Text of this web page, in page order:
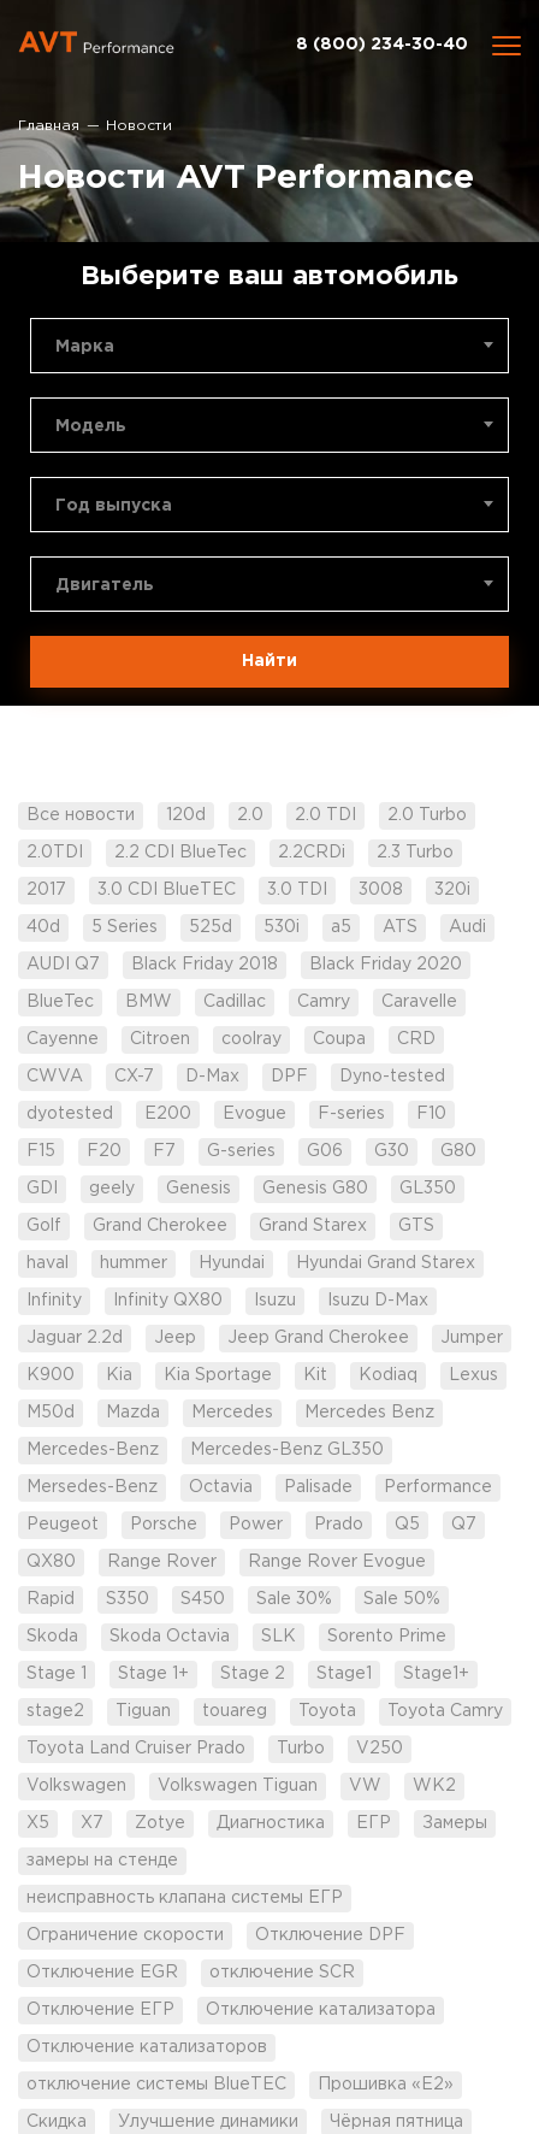
8 (800) 234-30-40
Главная Новости
Новости AVT Performance
Выберите ваш автомобиль
Марка
Модель
Год выпуска
Двигатель
Найти
Все новости 120d 2.0 2.0 TDI 2.0 Turbo
2.0TDI 2.2 CDI BlueTec 2.2CRDi 2.3 Turbo
2017 3.0 CDI BlueTEC 3.0 TDI 3008 320i
40d 5 Series 525d 530i a5 ATS Audi
AUDI Q7 Black Friday 2018 Black Friday 2020
BlueTec BMW Cadillac Camry Caravelle
Cayenne Citroen coolray Coupa CRD
CWVA CX-7 D-Max DPF Dyno-tested
dyotested E200 Evogue F-series F10
F15 F20 F7 G-series G06 G30 G80
GDI geely Genesis Genesis G80 GL350
Golf Grand Cherokee Grand Starex GTS
haval hummer Hyundai Hyundai Grand Starex
Infinity Infinity QX80 Isuzu Isuzu D-Max
Jaguar 2.2d Jeep Jeep Grand Cherokee Jumper
K900 Kia Kia Sportage Kit Kodiaq Lexus
M50d Mazda Mercedes Mercedes Benz
Mercedes-Benz Mercedes-Benz GL350
Mersedes-Benz Octavia Palisade Performance
Peugeot Porsche Power Prado Q5 Q7
QX80 Range Rover Range Rover Evogue
Rapid S350 S450 Sale 30% Sale 50%
Skoda Skoda Octavia SLK Sorento Prime
Stage 1 Stage 1+ Stage 2 Stage1 Stage1+
stage2 Tiguan touareg Toyota Toyota Camry
Toyota Land Cruiser Prado Turbo V250
Volkswagen Volkswagen Tiguan VW WK2
X5 X7 Zotye Диагностика ЕГР Замеры
замеры на стенде
неисправность клапана системы ЕГР
Ограничение скорости Отключение DPF
Отключение EGR отключение SCR
Отключение ЕГР Отключение катализатора
Отключение катализаторов
отключение системы BlueTEC Прошивка «Е2»
Скидка Улучшение динамики Чёрная пятница